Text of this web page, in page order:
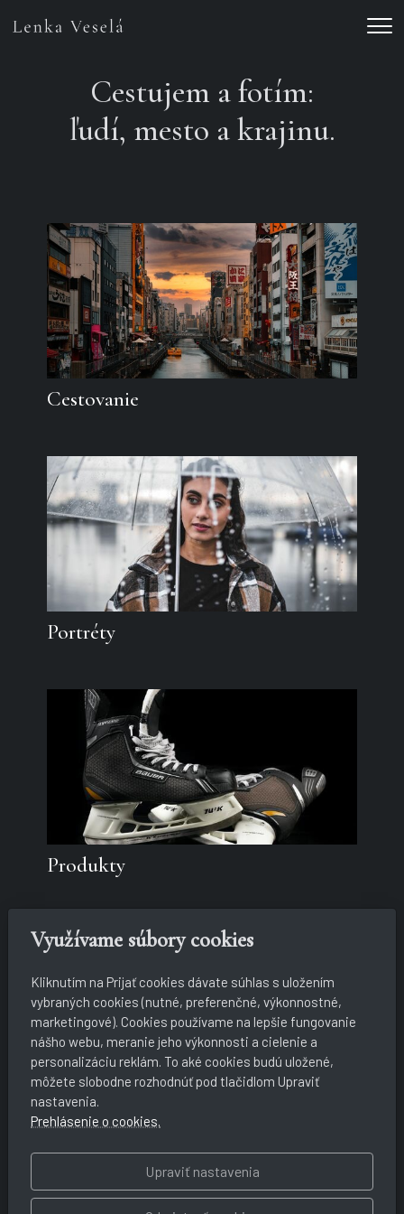
Cestujem a fotím:
ľudí, mesto a krajinu.
Cestovanie
Portréty
Produkty
Koncerty
Využívame súbory cookies
Kliknutím na Prijať cookies dávate súhlas s uložením
vybraných cookies (nutné, preferenčné, výkonnostné,
marketingové). Cookies používame na lepšie fungovanie
nášho webu, meranie jeho výkonnosti a cielenie a
personalizáciu reklám. To aké cookies budú uložené,
môžete slobodne rozhodnúť pod tlačidlom Upraviť
nastavenia.
Prehlásenie o cookies.
Upraviť nastavenia